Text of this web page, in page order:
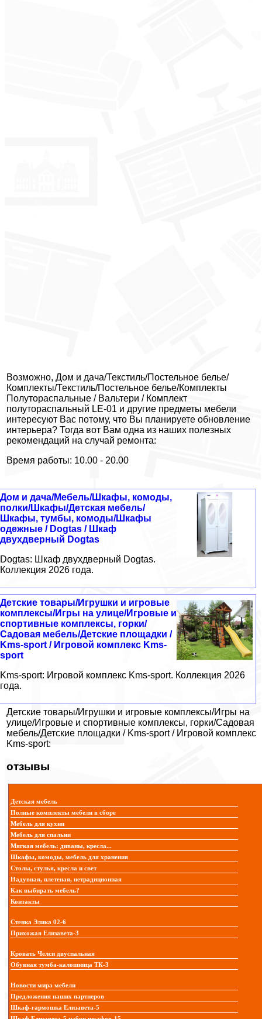
Возможно, Дом и дача/Текстиль/Постельное белье/
Комплекты/Текстиль/Постельное белье/Комплекты
Полутораспальные / Вальтери / Комплект
полутораспальный LE-01 и другие предметы мебели
интересуют Вас потому, что Вы планируете обновление
интерьера? Тогда вот Вам одна из наших полезных
рекомендаций на случай ремонта:
Время работы: 10.00 - 20.00
Дом и дача/Мебель/Шкафы, комоды,
полки/Шкафы/Детская мебель/
Шкафы, тумбы, комоды/Шкафы
одежные / Dogtas / Шкаф
двухдверный Dogtas
Dogtas: Шкаф двухдверный Dogtas.
Коллекция 2026 года.
Детские товары/Игрушки и игровые
комплексы/Игры на улице/Игровые и
спортивные комплексы, горки/
Садовая мебель/Детские площадки /
Kms-sport / Игровой комплекс Kms-
sport
Kms-sport: Игровой комплекс Kms-sport. Коллекция 2026
года.
Детские товары/Игрушки и игровые комплексы/Игры на
улице/Игровые и спортивные комплексы, горки/Садовая
мебель/Детские площадки / Kms-sport / Игровой комплекс
Kms-sport:
отзывы
Детская мебель
Полные комплекты мебели в сборе
Мебель для кухни
Мебель для спальни
Мягкая мебель: диваны, кресла...
Шкафы, комоды, мебель для хранения
Столы, стулья, кресла и свет
Надувная, плетеная, нетрадиционная
Как выбирать мебель?
Контакты
Стенка Элика 02-6
Прихожая Елизавета-3
Кровать Челси двуспальная
Обувная тумба-калошница ТК-3
Новости мира мебели
Предложения наших партнеров
Шкаф-гармошка Елизавета-5